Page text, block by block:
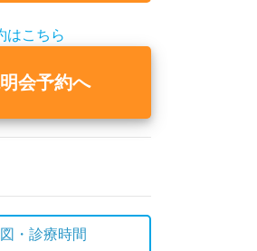
はこちら
会予約へ
・診療時間